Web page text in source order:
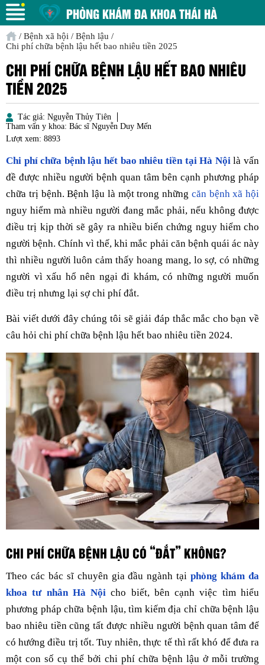
PHÒNG KHÁM ĐA KHOA THÁI HÀ
/ Bệnh xã hội / Bệnh lậu /
Chi phí chữa bệnh lậu hết bao nhiêu tiền 2025
CHI PHÍ CHỮA BỆNH LẬU HẾT BAO NHIÊU
TIỀN 2025
Tác giả: Nguyễn Thủy Tiên
Tham vấn y khoa: Bác sĩ Nguyễn Duy Mến
Lượt xem: 8893
Chi phí chữa bệnh lậu hết bao nhiêu tiền tại Hà Nộilà vấn
đề được nhiều người bệnh quan tâm bên cạnh phương pháp
chữa trị bệnh. Bệnh lậu là một trong những căn bệnh xã hội
nguy hiểm mà nhiều người đang mắc phải, nếu không được
điều trị kịp thời sẽ gây ra nhiều biến chứng nguy hiểm cho
người bệnh. Chính vì thế, khi mắc phải căn bệnh quái ác này
thì nhiều người luôn cảm thấy hoang mang, lo sợ, có những
người vì xấu hổ nên ngại đi khám, có những người muốn
điều trị nhưng lại sợ chi phí đắt.
Bài viết dưới đây chúng tôi sẽ giải đáp thắc mắc cho bạn về
câu hỏi chi phí chữa bệnh lậu hết bao nhiêu tiền 2024.
CHI PHÍ CHỮA BỆNH LẬU CÓ “ĐẮT” KHÔNG?
Theo các bác sĩ chuyên gia đầu ngành tạiphòng khám đa
khoa tư nhân Hà Nội cho biết, bên cạnh việc tìm hiểu
phương pháp chữa bệnh lậu, tìm kiếm địa chỉ chữa bệnh lậu
bao nhiêu tiền cũng tất được nhiều người bệnh quan tâm để
có hướng điều trị tốt. Tuy nhiên, thực tế thì rất khó để đưa ra
một con số cụ thể bởi chi phí chữa bệnh lậu ở mỗi trường